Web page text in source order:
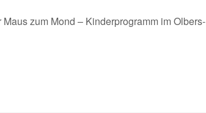
zum Mond – Kinderprogramm im Olbers-